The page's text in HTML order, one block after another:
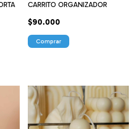
CARRITO ORGANIZADOR
$90.000
Comprar